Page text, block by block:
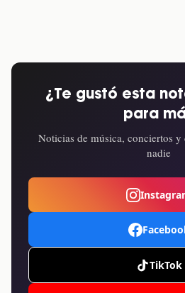
¿Te gustó esta
para
Noticias de música, conciertos
nadie
TikTok